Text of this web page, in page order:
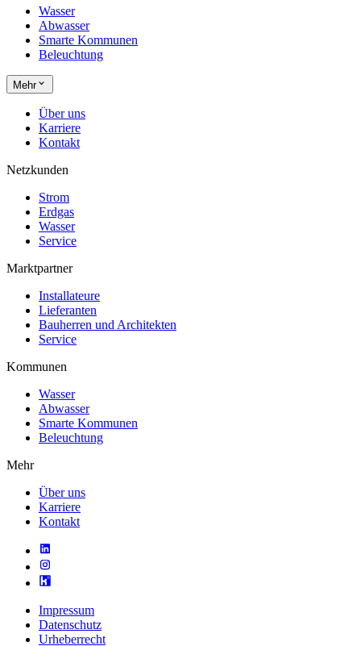
Wasser
Abwasser
Smarte Kommunen
Beleuchtung
Mehr
Über uns
Karriere
Kontakt
Netzkunden
Strom
Erdgas
Wasser
Service
Marktpartner
Installateure
Lieferanten
Bauherren und Architekten
Service
Kommunen
Wasser
Abwasser
Smarte Kommunen
Beleuchtung
Mehr
Über uns
Karriere
Kontakt
Impressum
Datenschutz
Urheberrecht